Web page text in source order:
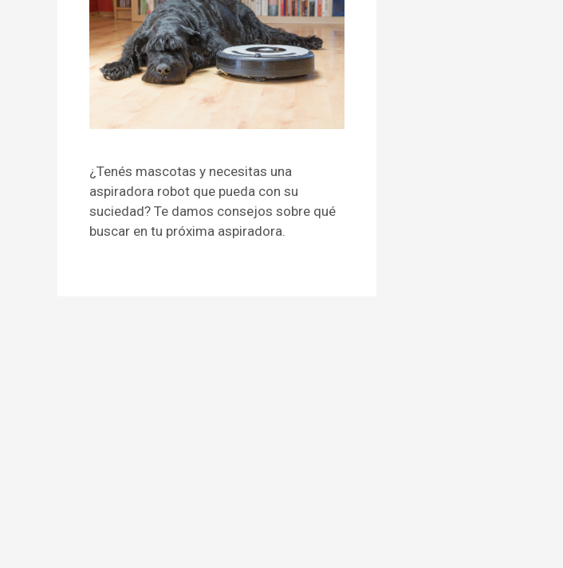
¿Tenés mascotas y necesitas una
aspiradora robot que pueda con su
suciedad? Te damos consejos sobre qué
buscar en tu próxima aspiradora.